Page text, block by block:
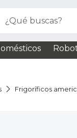
¿Qué buscas?
Frigoríficos